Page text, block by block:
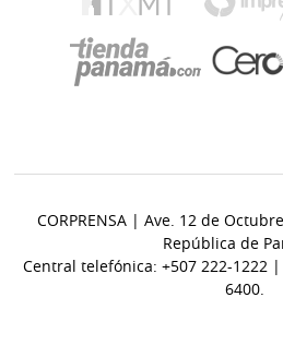
CORPRENSA | Ave. 12 de
República de
Central telefónica: +507 222-1222
6400.